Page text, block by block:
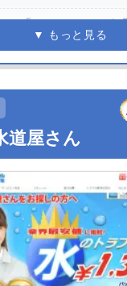
細ページはこちら
公式サイトで
料金詳細を見る
今すぐ電話で相談する
0120-091-026
ルの基本情報
株式会社イースマイ
「ホームページを
2,000円
年中無休
出張・見積もり無料
現金、クレジット
ニ後払い、QRコー
提携先は大手企
数
道屋さん